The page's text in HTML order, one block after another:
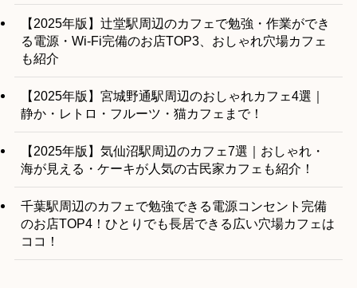
【2025年版】辻堂駅周辺のカフェで勉強・作業ができ
る電源・Wi-Fi完備のお店TOP3、おしゃれ穴場カフェ
も紹介
【2025年版】宮城野通駅周辺のおしゃれカフェ4選｜
静か・レトロ・フルーツ・猫カフェまで！
【2025年版】気仙沼駅周辺のカフェ7選｜おしゃれ・
海が見える・ケーキが人気の古民家カフェも紹介！
千葉駅周辺のカフェで勉強できる電源コンセント完備
のお店TOP4！ひとりでも長居できる広い穴場カフェは
ココ！